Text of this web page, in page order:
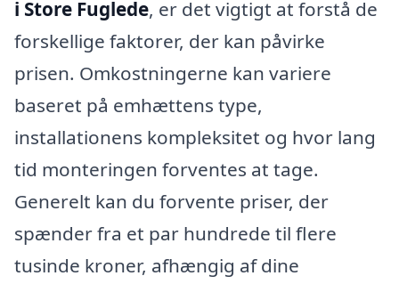
i Store Fuglede, er det vigtigt at forstå de
forskellige faktorer, der kan påvirke
prisen. Omkostningerne kan variere
baseret på emhættens type,
installationens kompleksitet og hvor lang
tid monteringen forventes at tage.
Generelt kan du forvente priser, der
spænder fra et par hundrede til flere
tusinde kroner, afhængig af dine